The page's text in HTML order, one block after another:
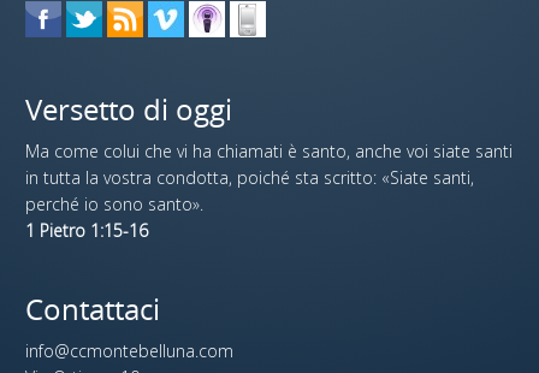
Versetto di oggi
Ma come colui che vi ha chiamati è santo, anche voi siate santi
in tutta la vostra condotta, poiché sta scritto: «Siate santi,
perché io sono santo».
1 Pietro 1:15-16
Contattaci
info@ccmontebelluna.com